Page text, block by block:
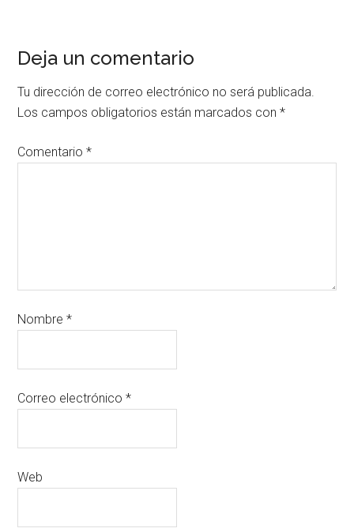
Deja un comentario
Tu dirección de correo electrónico no será publicada.
Los campos obligatorios están marcados con*
Comentario*
Nombre*
Correo electrónico*
Web